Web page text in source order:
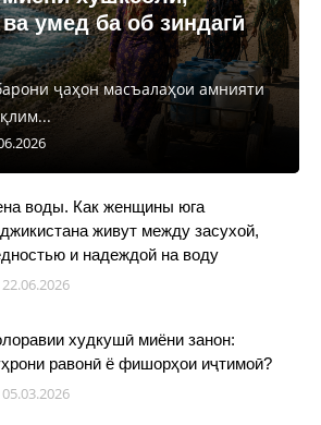
умед ба об зиндагӣ
ҷаҳон масъалаҳои амнияти
воды. Как женщины юга
живут между засухой,
и надеждой на воду
22.06.2026
худкушӣ миёни занон:
равонӣ ё фишорҳои иҷтимоӣ?
05.03.2026